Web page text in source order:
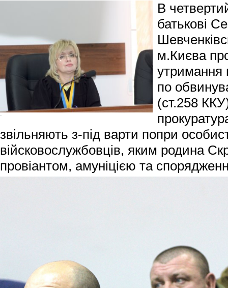
-
В
батькові
м.Києва
утримання
по
(ст.258
звільняють з-під варти попри
війсковослужбовців, яким родина
провіантом, амуніцією та